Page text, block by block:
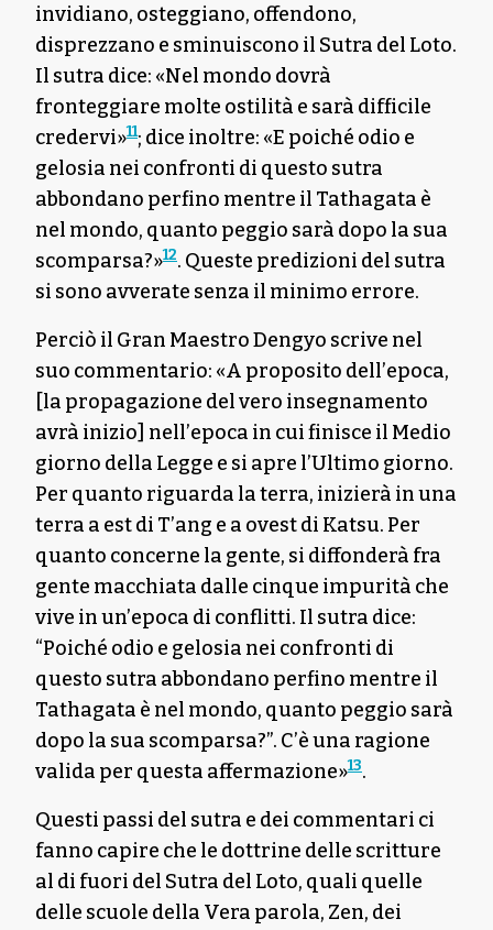
invidiano, osteggiano, offendono,
disprezzano e sminuiscono il Sutra del Loto.
Il sutra dice: «Nel mondo dovrà
fronteggiare molte ostilità e sarà difficile
credervi»11; dice inoltre: «E poiché odio e
gelosia nei confronti di questo sutra
abbondano perfino mentre il Tathagata è
nel mondo, quanto peggio sarà dopo la sua
scomparsa?»12. Queste predizioni del sutra
si sono avverate senza il minimo errore.
Perciò il Gran Maestro Dengyo scrive nel
suo commentario: «A proposito dell’epoca,
[la propagazione del vero insegnamento
avrà inizio] nell’epoca in cui finisce il Medio
giorno della Legge e si apre l’Ultimo giorno.
Per quanto riguarda la terra, inizierà in una
terra a est di T’ang e a ovest di Katsu. Per
quanto concerne la gente, si diffonderà fra
gente macchiata dalle cinque impurità che
vive in un’epoca di conflitti. Il sutra dice:
“Poiché odio e gelosia nei confronti di
questo sutra abbondano perfino mentre il
Tathagata è nel mondo, quanto peggio sarà
dopo la sua scomparsa?”. C’è una ragione
valida per questa affermazione»13.
Questi passi del sutra e dei commentari ci
fanno capire che le dottrine delle scritture
al di fuori del Sutra del Loto, quali quelle
delle scuole della Vera parola, Zen, dei